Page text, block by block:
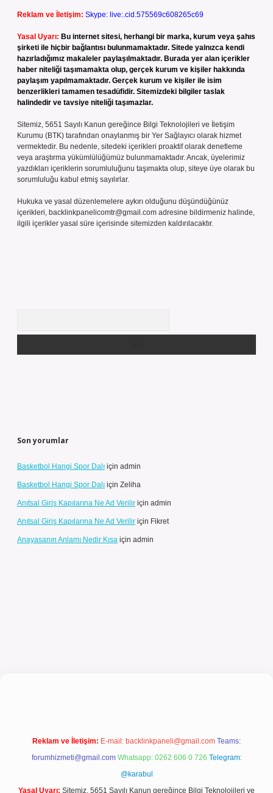
Reklam ve İletişim: Skype: live:.cid.575569c608265c69
Yasal Uyarı: Bu internet sitesi, herhangi bir marka, kurum veya şahıs
şirketi ile hiçbir bağlantısı bulunmamaktadır. Sitede yalnızca kendi
hazırladığımız makaleler paylaşılmaktadır. Burada yer alan içerikler
haber niteliği taşımamakta olup, gerçek kurum ve kişiler hakkında
paylaşım yapılmamaktadır. Gerçek kurum ve kişiler ile isim
benzerlikleri tamamen tesadüfidir. Sitemizdeki bilgiler taslak
halindedir ve tavsiye niteliği taşımazlar.
Sitemiz, 5651 Sayılı Kanun gereğince Bilgi Teknolojileri ve İletişim
Kurumu (BTK) tarafından onaylanmış bir Yer Sağlayıcı olarak hizmet
vermektedir. Bu nedenle, sitedeki içerikleri proaktif olarak denetleme
veya araştırma yükümlülüğümüz bulunmamaktadır. Ancak, üyelerimiz
yazdıkları içeriklerin sorumluluğunu taşımakta olup, siteye üye olarak bu
sorumluluğu kabul etmiş sayılırlar.
Hukuka ve yasal düzenlemelere aykırı olduğunu düşündüğünüz
içerikleri, backlinkpanelicomtr@gmail.com adresine bildirmeniz halinde,
ilgili içerikler yasal süre içerisinde sitemizden kaldırılacaktır.
Son yorumlar
Basketbol Hangi Spor Dalı için admin
Basketbol Hangi Spor Dalı için Zeliha
Anıtsal Giriş Kapılarına Ne Ad Verilir için admin
Anıtsal Giriş Kapılarına Ne Ad Verilir için Fikret
Anayasanın Anlamı Nedir Kısa için admin
Reklam ve İletişim: E-mail: backlinkpaneli@gmail.com Teams:
forumhizmeti@gmail.com Whatsapp: 0262 606 0 726 Telegram:
@karabul
Yasal Uyarı: Sitemiz, 5651 Sayılı Kanun gereğince Bilgi Teknolojileri ve